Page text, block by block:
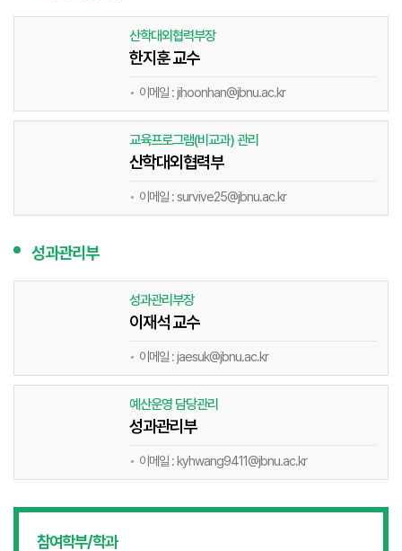
산학대외협력부장
한지훈 교수
이메일 : jihoonhan@jbnu.ac.kr
교육프로그램(비교과) 관리
산학대외협력부
이메일 : survive25@jbnu.ac.kr
성과관리부
성과관리부장
이재석 교수
이메일 : jaesuk@jbnu.ac.kr
예산운영 담당관리
성과관리부
이메일 : kyhwang9411@jbnu.ac.kr
참여학부/학과